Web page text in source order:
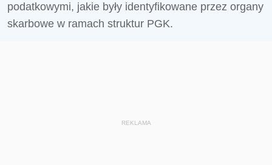
podatkowymi, jakie były identyfikowane przez organy
skarbowe w ramach struktur PGK.
REKLAMA